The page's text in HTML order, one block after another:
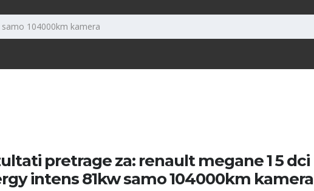
pretrage za: renault megane 1 5 dci
intens 81kw samo 104000km kamera